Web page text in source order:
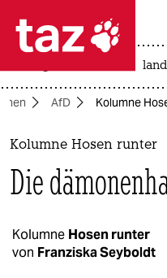
 taz
taz
themen
politik
gesellschaft
AfD Kolumne
Kolumne Hosen runter
Die
Kolumne Hosen runter
von Franziska Seyboldt